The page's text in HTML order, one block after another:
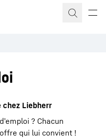
chez Liebherr
? Chacun
qui lui convient !